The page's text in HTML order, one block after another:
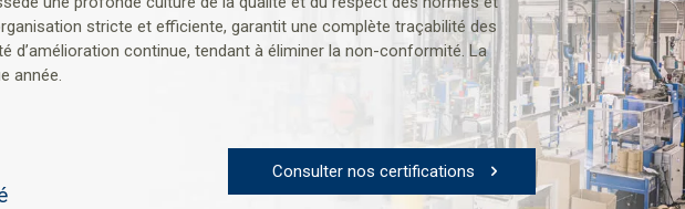
stricte et efficiente, garantit une complète traçabilité des
d’amélioration continue, tendant à éliminer la non-conformité. La
année.
Consulter nos certifications